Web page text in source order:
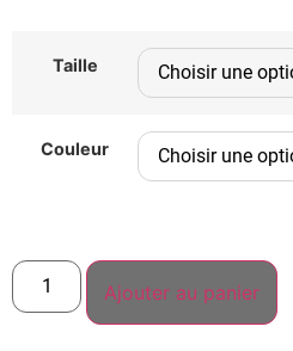
Taille
Couleur
Ajouter au panier